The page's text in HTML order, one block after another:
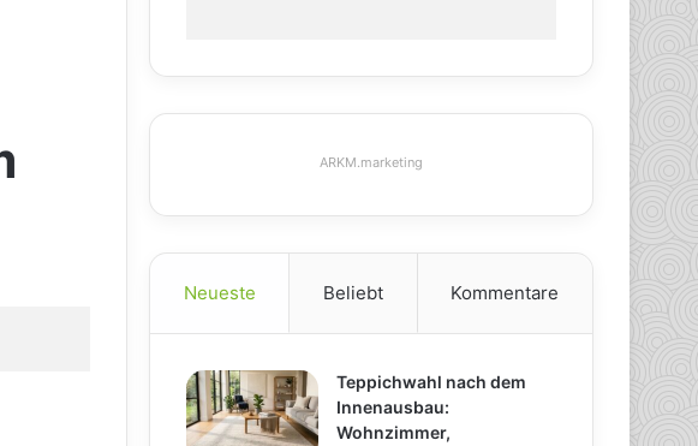
ARKM.marketing
Neueste Beliebt Kommentare
Teppichwahl nach dem
Innenausbau:
Wohnzimmer,